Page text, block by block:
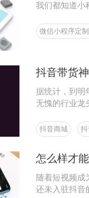
我们都知道小
微信小程序定
抖音带货
据统计，到明
无愧的行业龙
抖音商城 抖
怎么样才
随着短视频成
还未入驻抖音